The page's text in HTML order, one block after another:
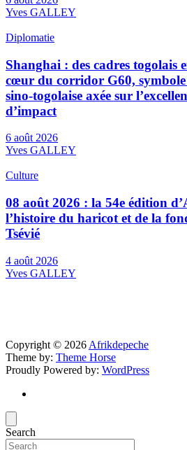
Yves GALLEY
Diplomatie
Shanghai : des cadres togolais
cœur du corridor G60, symbole
sino-togolaise axée sur
d’impact
6 août 2026
Yves GALLEY
Culture
08 août 2026 : la 54e édition
l’histoire du haricot et de la
Tsévié
4 août 2026
Yves GALLEY
Copyright © 2026 Afrikdepeche
Theme by: Theme Horse
Proudly Powered by: WordPress
Search